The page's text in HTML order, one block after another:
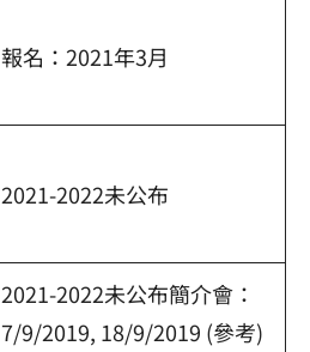
報名：2021年3月
2021-2022未公布
2021-2022未公布簡介會：
7/9/2019, 18/9/2019 (參考)